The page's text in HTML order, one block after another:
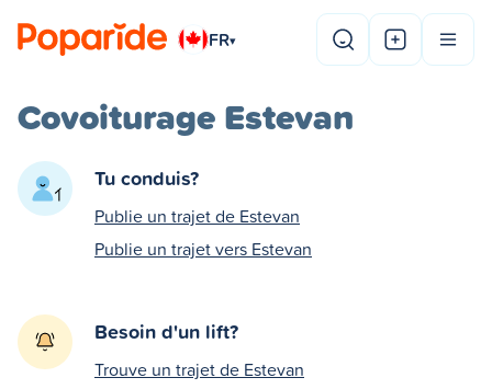
FR▾
Covoiturage Estevan
Tu conduis?
Publie un trajet de Estevan
Publie un trajet vers Estevan
Besoin d'un lift?
Trouve un trajet de Estevan